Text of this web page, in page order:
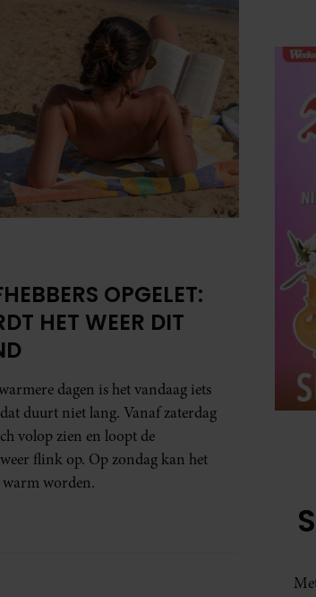
dat een televisieklassieker
OPGELET:
HET WEER DIT
dagen is het vandaag iets
duurt niet lang. Vanaf zaterdag
volop zien en loopt de
flink op. Op zondag kan het
warm worden.